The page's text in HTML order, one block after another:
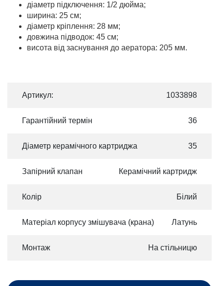
діаметр підключення: 1/2 дюйма;
ширина: 25 см;
діаметр кріплення: 28 мм;
довжина підводок: 45 см;
висота від заснування до аератора: 205 мм.
Артикул: 1033898
Гарантійний термін 36
Діаметр керамічного картриджа 35
Запірний клапан Керамічний картридж
Колір Білий
Матеріал корпусу змішувача (крана) Латунь
Монтаж На стільницю